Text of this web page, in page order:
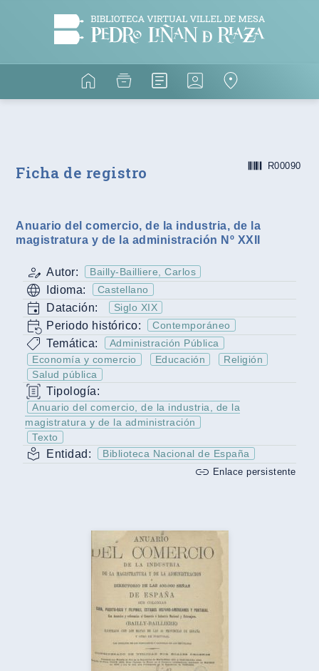
Ficha de registro R00090
Anuario del comercio, de la industria, de la
magistratura y de la administración Nº XXII
Autor: Bailly-Bailliere, Carlos
Idioma: Castellano
Datación: Siglo XIX
Periodo histórico: Contemporáneo
Temática:
Administración Pública
Economía y comercio
Educación
Religión
Salud pública
Tipología:
Anuario del comercio, de la industria, de la
magistratura y de la administración
Texto
Entidad: Biblioteca Nacional de España
Enlace persistente